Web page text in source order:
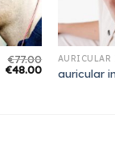
€77.00
€48.00
AURICULAR
auricular